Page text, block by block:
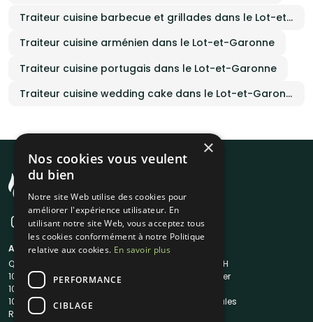
Traiteur cuisine barbecue et grillades dans le Lot-et-Garonne
Traiteur cuisine arménien dans le Lot-et-Garonne
Traiteur cuisine portugais dans le Lot-et-Garonne
Traiteur cuisine wedding cake dans le Lot-et-Garonne
A propos
Qui sommes-nous ?
1001Salles
1001Salles PRO
1001DJ
Reserverunbar
Liens utiles
Traiteur en 48H
Nous contacter
Mentions légales
×
Nos cookies vous veulent
du bien
Notre site Web utilise des cookies pour
améliorer l'expérience utilisateur. En
utilisant notre site Web, vous acceptez tous
les cookies conformément à notre Politique
relative aux cookies. En savoir plus
PERFORMANCE
CIBLAGE